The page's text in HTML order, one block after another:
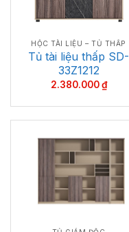
HỘC TÀI LIỆU – TỦ THẤP
Tủ tài liệu thấp SD-
33Z1212
2.380.000₫